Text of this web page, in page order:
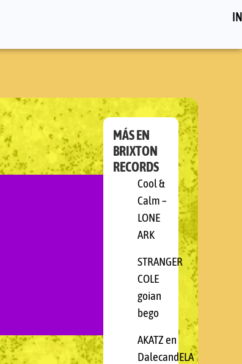
MÁS EN
BRIXTON
RECORDS
Cool &
Calm –
LONE
ARK
STRANGER
COLE
goian
bego
AKATZ en
DalecandELA